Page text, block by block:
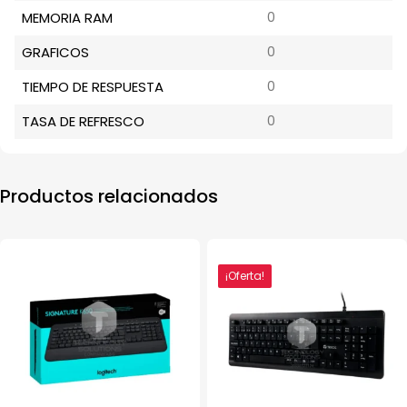
MEMORIA RAM 0
GRAFICOS 0
TIEMPO DE RESPUESTA 0
TASA DE REFRESCO 0
Productos relacionados
¡Oferta!